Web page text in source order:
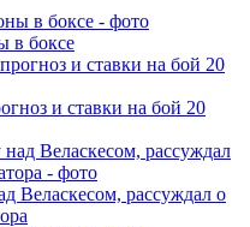
в боксе
и ставки на бой 20
Веласкесом, рассуждал о